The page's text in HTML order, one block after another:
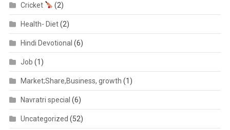
Cricket (2)
Health- Diet(2)
Hindi Devotional (6)
Job (1)
Market;Share,Business, growth (1)
Navratri special (6)
Uncategorized (52)